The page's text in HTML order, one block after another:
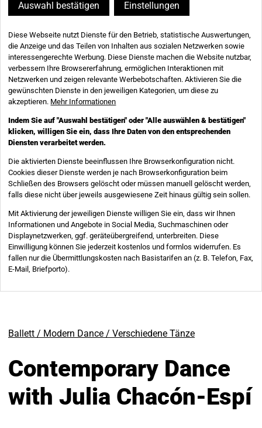
Ballett / Modern Dance / Verschiedene Tänze
Contemporary Dance
with Julia Chacón-Espí